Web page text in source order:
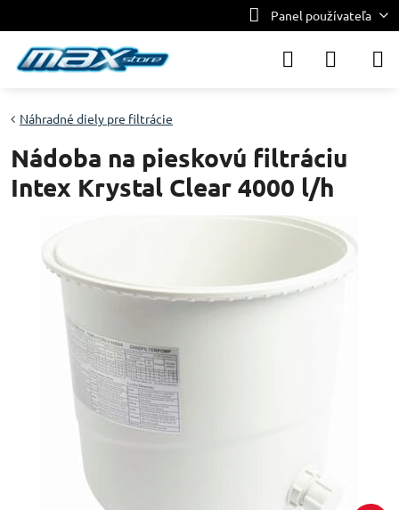
Panel používateľa
Náhradné diely pre filtrácie
Nádoba na pieskovú filtráciu
Intex Krystal Clear 4000 l/h